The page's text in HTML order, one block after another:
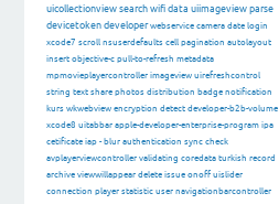
uicollectionview search wifi data uiimageview parse
devicetoken developer webservice camera date login
xcode7 scroll nsuserdefaults cell pagination autolayout
insert objective-c pull-to-refresh metadata
mpmovieplayercontroller imageview uirefreshcontrol
string text share photos distribution badge notification
kurs wkwebview encryption detect developer-b2b-volume
xcode8 uitabbar apple-developer-enterprise-program ipa
cetificate iap - blur authentication sync check
avplayerviewcontroller validating coredata turkish record
archive viewwillappear delete issue onoff uislider
connection player statistic user navigationbarcontroller